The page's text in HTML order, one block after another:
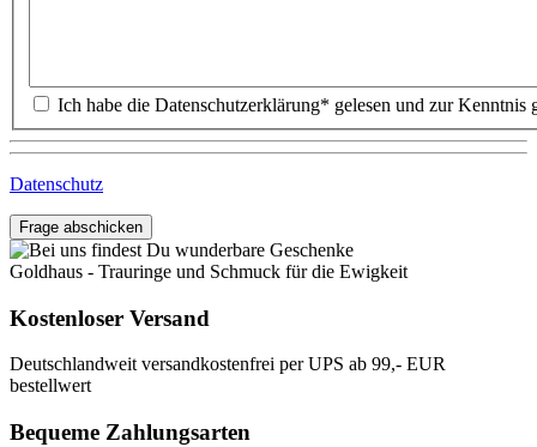
Datenschutz
Frage abschicken
Goldhaus - Trauringe und Schmuck für die Ewigkeit
Kostenloser Versand
Deutschlandweit versandkostenfrei per UPS ab 99,- EUR
bestellwert
Bequeme Zahlungsarten